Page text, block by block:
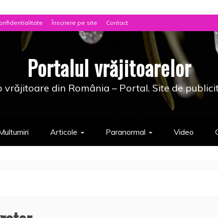
Înscriere pe site Contact
Portalul vrăjitoarelor
vrăjitoare din România – Portal. Site de
Articole Paranormal Video